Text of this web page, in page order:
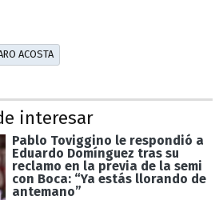
ACOSTA
interesar
Pablo Toviggino le respondió a
Eduardo Domínguez tras su
reclamo en la previa de la semi
con Boca: “Ya estás llorando de
antemano”